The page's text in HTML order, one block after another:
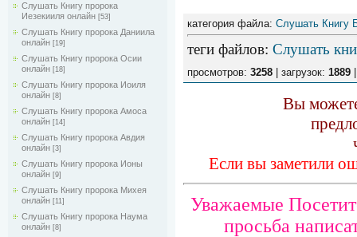
Слушать Книгу пророка
Иезекииля онлайн [53]
Слушать Книгу пророка Даниила
онлайн [19]
Слушать Книгу пророка Осии
онлайн [18]
Слушать Книгу пророка Иоиля
онлайн [8]
Слушать Книгу пророка Амоса
онлайн [14]
Слушать Книгу пророка Авдия
онлайн [3]
Слушать Книгу пророка Ионы
онлайн [9]
Слушать Книгу пророка Михея
онлайн [11]
Слушать Книгу пророка Наума
онлайн [8]
категория файла: Слушать Книгу
теги файлов: Слушать
просмотров: 3258 | загрузок: 1889
Вы
Если вы заметили
Уважаемые
просьба